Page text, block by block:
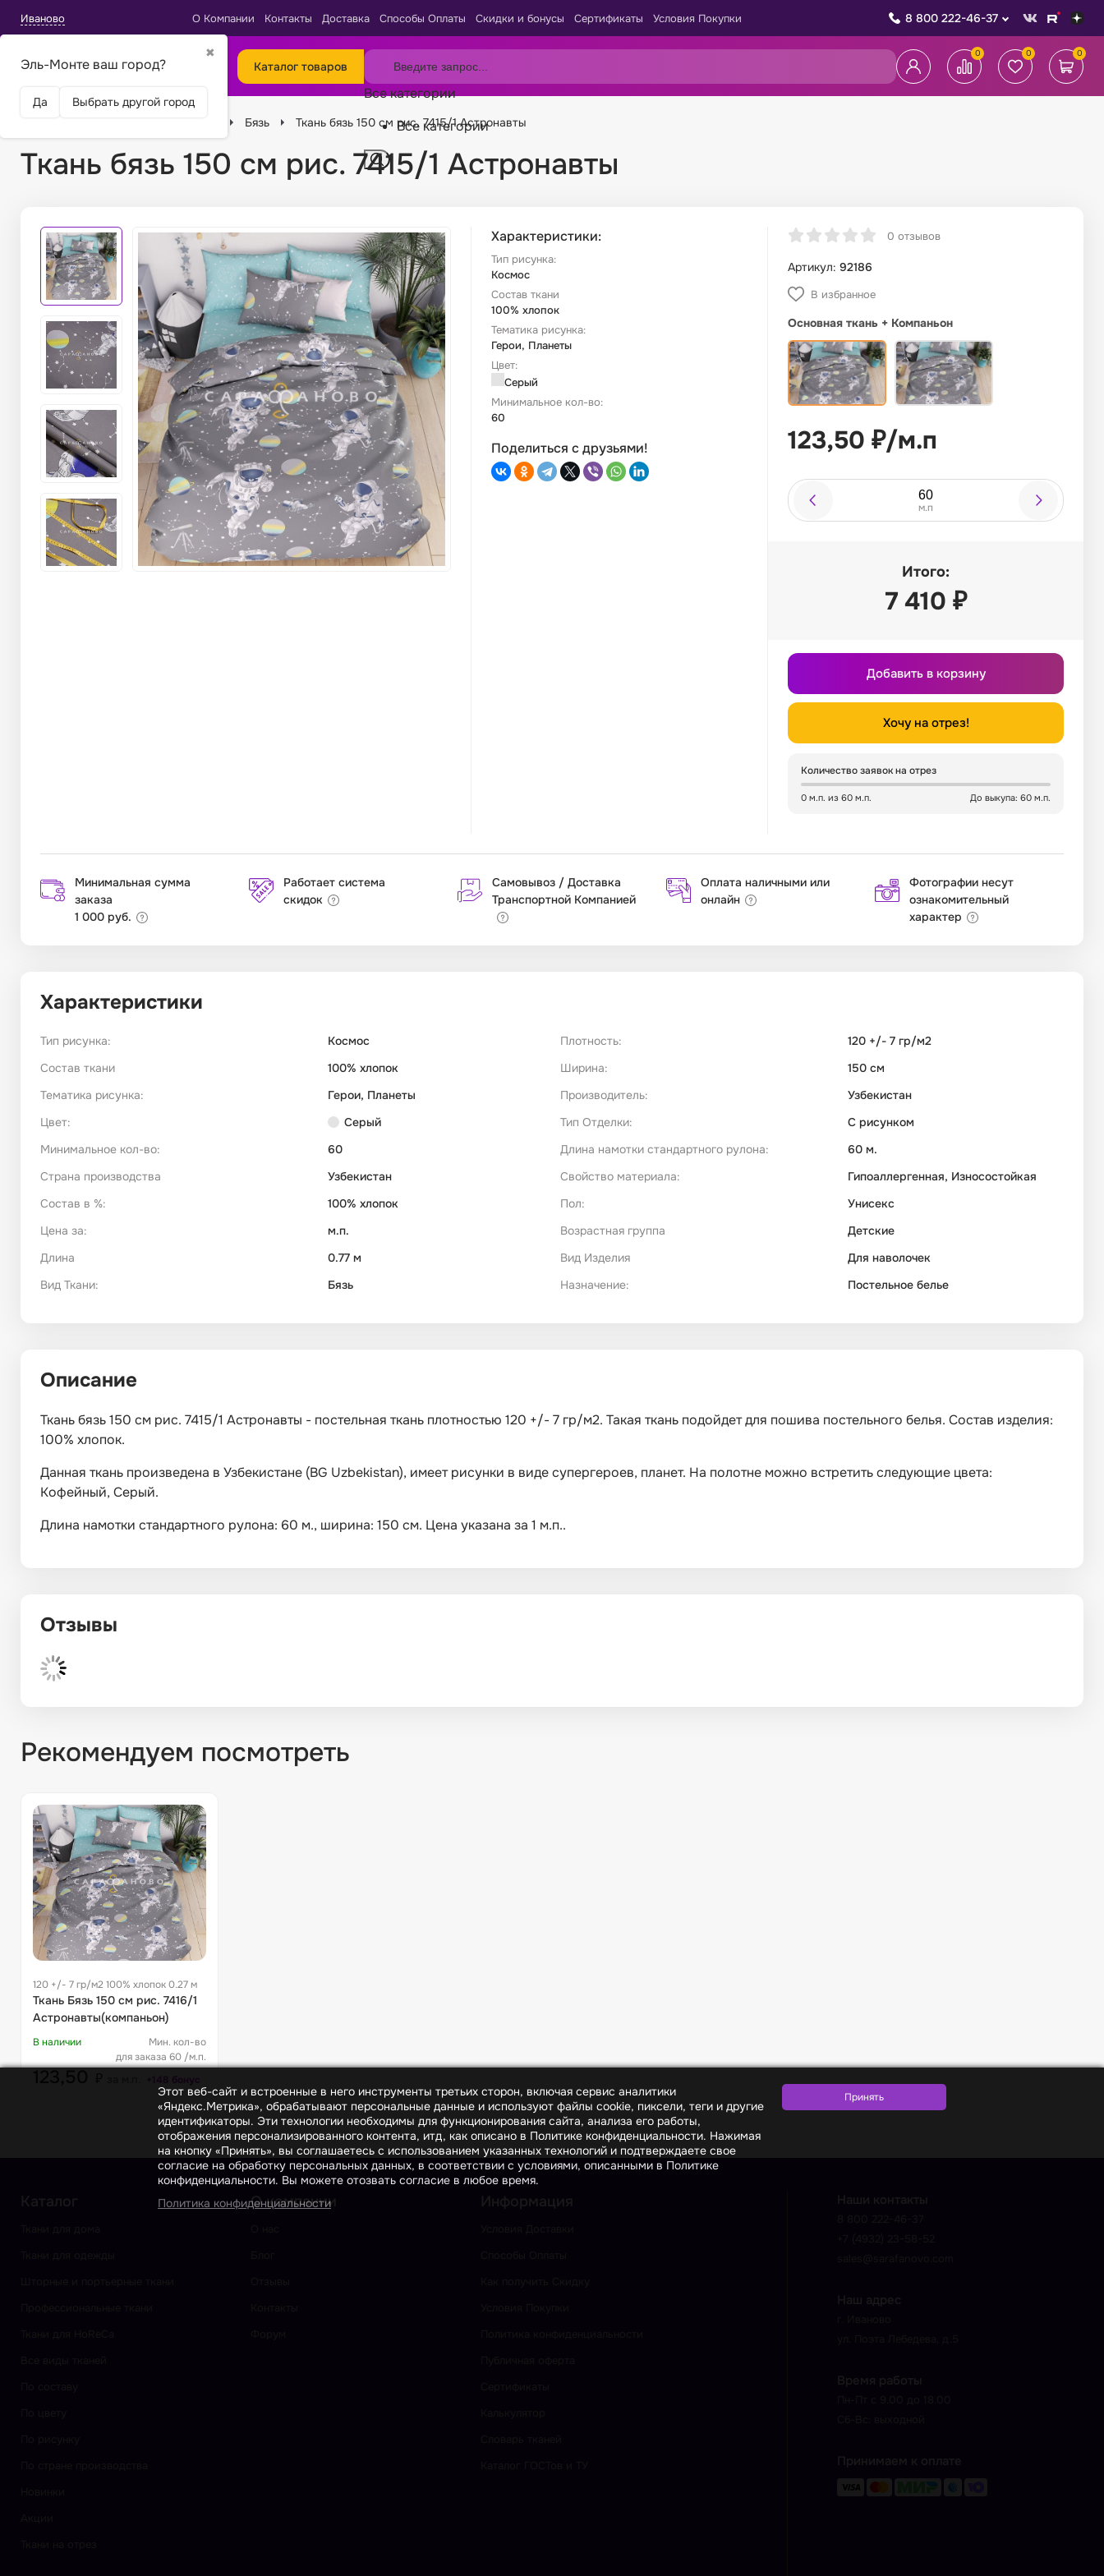
Иваново
✖
Эль-Монте ваш город?
Да Выбрать другой город
О Компании Контакты Доставка Способы Оплаты Скидки и бонусы Сертификаты Условия Покупки 8 800 222-46-37
Каталог товаров
Все категории
Все категории
0 0 0
Бязь Ткань бязь 150 см рис. 7415/1 Астронавты
Ткань бязь 150 см рис. 7415/1 Астронавты
Характеристики:
Тип рисунка:
Космос
Состав ткани
100% хлопок
Тематика рисунка:
Герои, Планеты
Цвет:
Серый
Минимальное кол-во:
60
Поделиться с друзьями!
0 отзывов
Артикул: 92186
В избранное
Основная ткань + Компаньон
123,50 ₽/м.п
м.п
Итого:
7 410 ₽
Добавить в корзину
Хочу на отрез!
Количество заявок на отрез
0 м.п. из 60 м.п. До выкупа: 60 м.п.
Минимальная сумма
заказа
1 000 руб.
Работает система
скидок
Самовывоз / Доставка
Транспортной Компанией
Оплата наличными или
онлайн
Фотографии несут
ознакомительный
характер
Характеристики
Тип рисунка:
Космос
Состав ткани
100% хлопок
Тематика рисунка:
Герои, Планеты
Цвет:
Серый
Минимальное кол-во:
60
Страна производства
Узбекистан
Состав в %:
100% хлопок
Цена за:
м.п.
Длина
0.77 м
Вид Ткани:
Бязь
Плотность:
120 +/- 7 гр/м2
Ширина:
150 см
Производитель:
Узбекистан
Тип Отделки:
С рисунком
Длина намотки стандартного рулона:
60 м.
Свойство материала:
Гипоаллергенная, Износостойкая
Пол:
Унисекс
Возрастная группа
Детские
Вид Изделия
Для наволочек
Назначение:
Постельное белье
Описание
Ткань бязь 150 см рис. 7415/1 Астронавты - постельная ткань плотностью 120 +/- 7 гр/м2. Такая ткань подойдет для пошива постельного белья. Состав изделия:
100% хлопок.
Данная ткань произведена в Узбекистане (BG Uzbekistan), имеет рисунки в виде супергероев, планет. На полотне можно встретить следующие цвета:
Кофейный, Серый.
Длина намотки стандартного рулона: 60 м., ширина: 150 см. Цена указана за 1 м.п..
Отзывы
Рекомендуем посмотреть
120 +/- 7 гр/м2 100% хлопок 0.27 м
Ткань Бязь 150 см рис. 7416/1
Астронавты(компаньон)
В наличии
Мин. кол-во
для заказа 60 /м.п.
Каталог О компании Информация Наши контакты
Наш адрес
Время работы
Принимаем к оплате
Этот веб-сайт и встроенные в него инструменты третьих сторон, включая сервис аналитики
«Яндекс.Метрика», обрабатывают персональные данные и используют файлы cookie, пиксели, теги и другие
идентификаторы. Эти технологии необходимы для функционирования сайта, анализа его работы,
отображения персонализированного контента, итд, как описано в Политике конфиденциальности. Нажимая
на кнопку «Принять», вы соглашаетесь с использованием указанных технологий и подтверждаете свое
согласие на обработку персональных данных, в соответствии с условиями, описанными в Политике
конфиденциальности. Вы можете отозвать согласие в любое время.
Политика конфиденциальности